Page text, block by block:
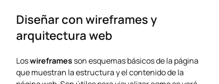
Diseñar con wireframes y
arquitectura web
Loswireframes son esquemas básicos de la página
que muestran la estructura y el contenido de la